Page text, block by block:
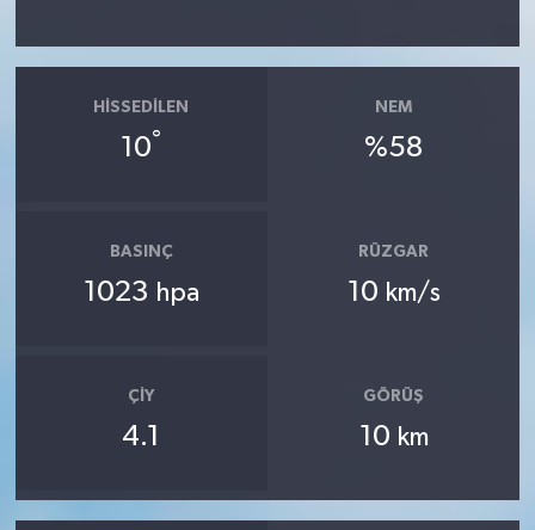
HISSEDILEN
10°
NEM
%58
BASINÇ
1023 hpa
RÜZGAR
10 km/s
ÇIY
4.1
GÖRÜŞ
10 km